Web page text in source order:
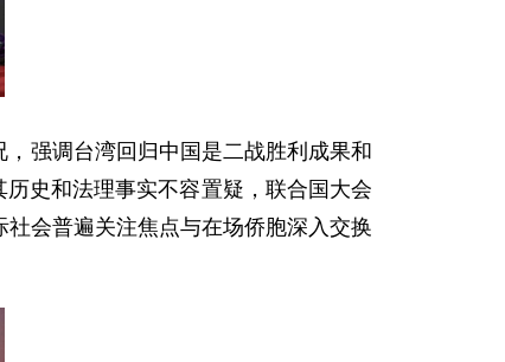
强调台湾回归中国是二战胜利成果和
史和法理事实不容置疑，联合国大会
会普遍关注焦点与在场侨胞深入交换